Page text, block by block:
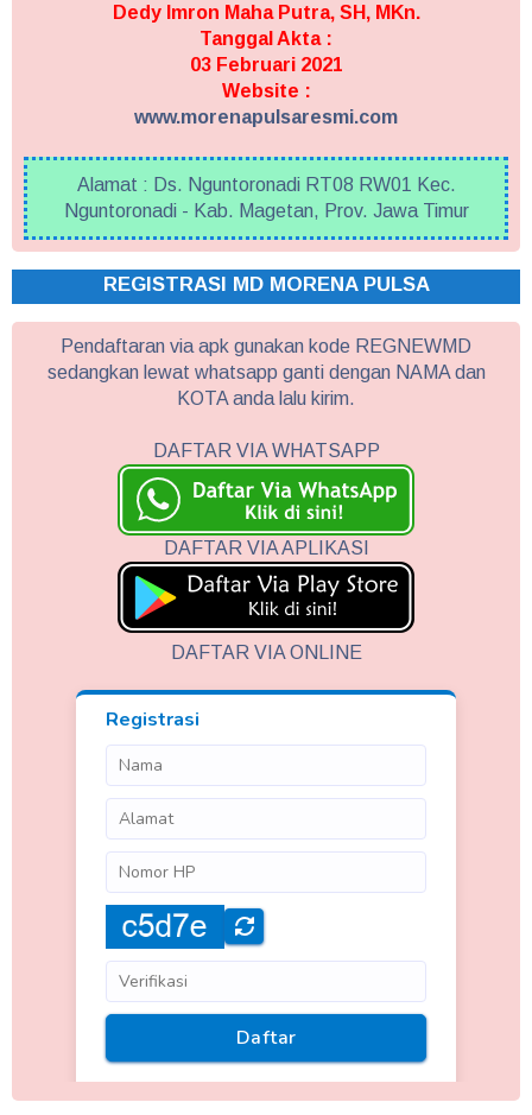
Dedy Imron Maha Putra, SH, MKn.
Tanggal Akta :
03 Februari 2021
Website :
www.morenapulsaresmi.com
Alamat : Ds. Nguntoronadi RT08 RW01 Kec.
Nguntoronadi - Kab. Magetan, Prov. Jawa Timur
REGISTRASI MD MORENA PULSA
Pendaftaran via apk gunakan kode REGNEWMD
sedangkan lewat whatsapp ganti dengan NAMA dan
KOTA anda lalu kirim.
DAFTAR VIA WHATSAPP
DAFTAR VIA APLIKASI
DAFTAR VIA ONLINE